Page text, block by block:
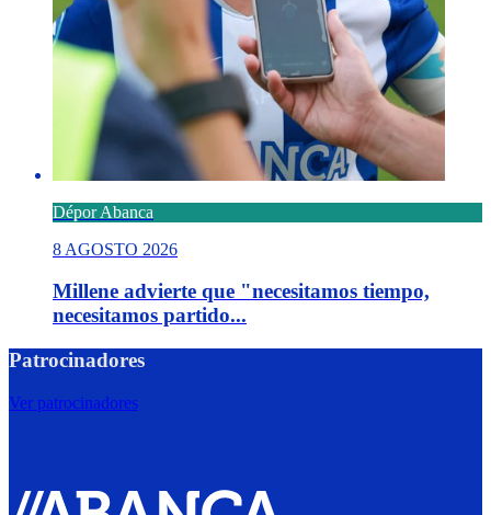
Dépor Abanca
8 AGOSTO 2026
Millene advierte que "necesitamos tiempo,
necesitamos partido...
Patrocinadores
Ver patrocinadores